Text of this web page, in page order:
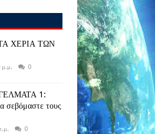
ΧΕΡΙΑ ΤΩΝ
0
1:
τους
0